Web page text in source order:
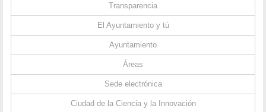
Transparencia
El Ayuntamiento y tú
Ayuntamiento
Áreas
Sede electrónica
Ciudad de la Ciencia y la Innovación